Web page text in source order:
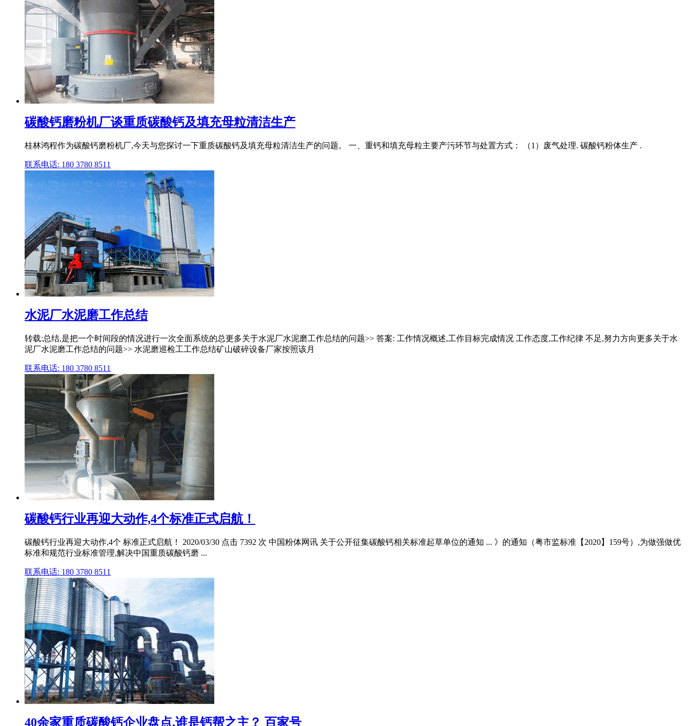
碳酸钙磨粉机厂谈重质碳酸钙及填充母粒清洁生产
桂林鸿程作为碳酸钙磨粉机厂,今天与您探讨一下重质碳酸钙及填充母粒清洁生产的问题。 一、重钙和填充母粒主要产污环节与处置方式： （1）废气处理. 碳酸钙粉体生产 .
联系电话: 180 3780 8511
水泥厂水泥磨工作总结
转载:总结,是把一个时间段的情况进行一次全面系统的总更多关于水泥厂水泥磨工作总结的问题>> 答案: 工作情况概述,工作目标完成情况 工作态度,工作纪律 不足,努力方向更多关于水
泥厂水泥磨工作总结的问题>> 水泥磨巡检工工作总结矿山破碎设备厂家按照该月
联系电话: 180 3780 8511
碳酸钙行业再迎大动作,4个标准正式启航！
碳酸钙行业再迎大动作,4个 标准正式启航！ 2020/03/30 点击 7392 次 中国粉体网讯 关于公开征集碳酸钙相关标准起草单位的通知 ... 》的通知（粤市监标准【2020】159号）,为做强做优
标准和规范行业标准管理,解决中国重质碳酸钙磨 ...
联系电话: 180 3780 8511
40余家重质碳酸钙企业盘点,谁是钙帮之主？ 百家号